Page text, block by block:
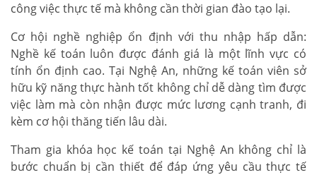
công việc thực tế mà không cần thời gian đào tạo lại.
Cơ hội nghề nghiệp ổn định với thu nhập hấp dẫn:
Nghề kế toán luôn được đánh giá là một lĩnh vực có
tính ổn định cao. Tại Nghệ An, những kế toán viên sở
hữu kỹ năng thực hành tốt không chỉ dễ dàng tìm được
việc làm mà còn nhận được mức lương cạnh tranh, đi
kèm cơ hội thăng tiến lâu dài.
Tham gia khóa học kế toán tại Nghệ An không chỉ là
bước chuẩn bị cần thiết để đáp ứng yêu cầu thực tế